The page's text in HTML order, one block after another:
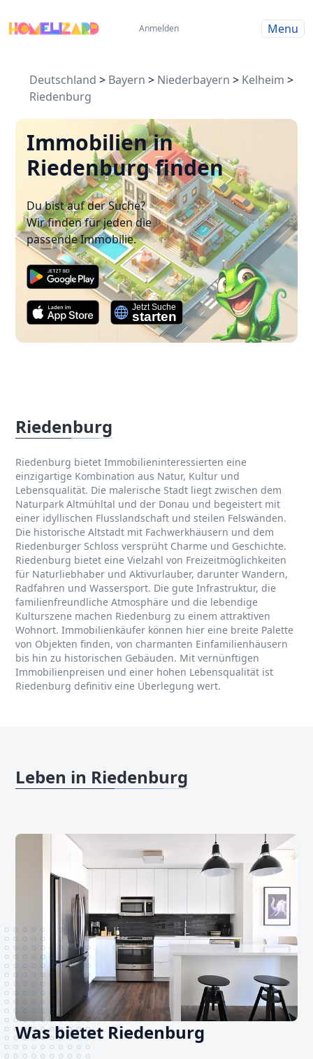
Anmelden Menu
Deutschland > Bayern > Niederbayern > Kelheim >
Riedenburg
Immobilien in
Riedenburg finden
Du bist auf der Suche?
Wir finden für jeden die
passende Immobilie.
Riedenburg
Riedenburg bietet Immobilieninteressierten eine
einzigartige Kombination aus Natur, Kultur und
Lebensqualität. Die malerische Stadt liegt zwischen dem
Naturpark Altmühltal und der Donau und begeistert mit
einer idyllischen Flusslandschaft und steilen Felswänden.
Die historische Altstadt mit Fachwerkhäusern und dem
Riedenburger Schloss versprüht Charme und Geschichte.
Riedenburg bietet eine Vielzahl von Freizeitmöglichkeiten
für Naturliebhaber und Aktivurlauber, darunter Wandern,
Radfahren und Wassersport. Die gute Infrastruktur, die
familienfreundliche Atmosphäre und die lebendige
Kulturszene machen Riedenburg zu einem attraktiven
Wohnort. Immobilienkäufer können hier eine breite Palette
von Objekten finden, von charmanten Einfamilienhäusern
bis hin zu historischen Gebäuden. Mit vernünftigen
Immobilienpreisen und einer hohen Lebensqualität ist
Riedenburg definitiv eine Überlegung wert.
Leben in Riedenburg
Was bietet Riedenburg